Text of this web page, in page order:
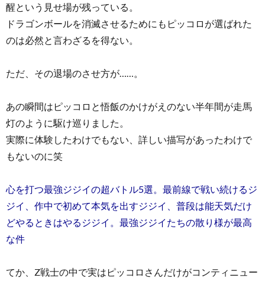
醒という見せ場が残っている。
ドラゴンボールを消滅させるためにもピッコロが選ばれた
のは必然と言わざるを得ない。
ただ、その退場のさせ方が……。
あの瞬間はピッコロと悟飯のかけがえのない半年間が走馬
灯のように駆け巡りました。
実際に体験したわけでもない、詳しい描写があったわけで
もないのに笑
心を打つ最強ジジイの超バトル5選。最前線で戦い続けるジ
ジイ、作中で初めて本気を出すジジイ、普段は能天気だけ
どやるときはやるジジイ。最強ジジイたちの散り様が最高
な件
てか、Z戦士の中で実はピッコロさんだけがコンティニュー